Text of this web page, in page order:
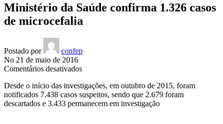
Ministério da Saúde confirma 1.326 casos
de microcefalia
Postado por
confep
No 21 de maio de 2016
Comentários desativadosem
da
Saúde
confirma
Desde o início das investigações, em outubro de 2015, foram
notificados 7.438 casos suspeitos, sendo que 2.679 foram
descartados e 3.433 permanecem em investigação